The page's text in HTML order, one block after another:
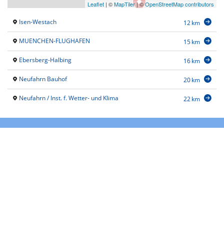
Leaflet | ©MapTiler | ©OpenStreetMap contributors
Isen-Westach 12 km
MUENCHEN-FLUGHAFEN 15 km
Ebersberg-Halbing 16 km
Neufahrn Bauhof 20 km
Neufahrn / Inst. f. Wetter- und Klima 22 km